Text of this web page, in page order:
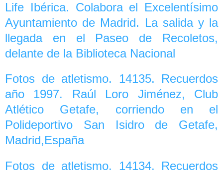
Life Ibérica. Colabora el Excelentísimo
Ayuntamiento de Madrid. La salida y la
llegada en el Paseo de Recoletos,
delante de la Biblioteca Nacional
Fotos de atletismo. 14135. Recuerdos
año 1997. Raúl Loro Jiménez, Club
Atlético Getafe, corriendo en el
Polideportivo San Isidro de Getafe,
Madrid,España
Fotos de atletismo. 14134. Recuerdos